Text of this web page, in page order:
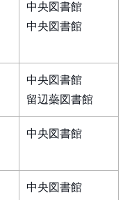
中央図書館
中央図書館
中央図書館
留辺蘂図書館
中央図書館
中央図書館